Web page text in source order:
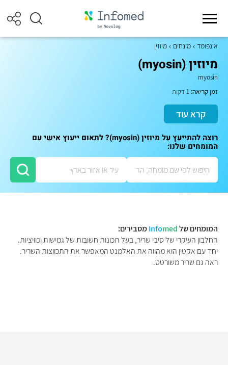
אינפומד מונחים מיוזין
מיוזין (myosin)
myosin
זמן קריאה:
קרא עוד
רוצה להתייעץ על מיוזין (myosin)? לתאום ייעוץ אישי עם
המומחים שלנו:
המומחים של Infomed
מסבירים:
החלבון העיקרי של סיבי שריר, בעל תכונות חשובות של גמישות וכוויציות.
יחד עם אקטין הוא מהווה את האלמנט המאפשר את התכווצות השריר.
ראה גם שריר משורטט.